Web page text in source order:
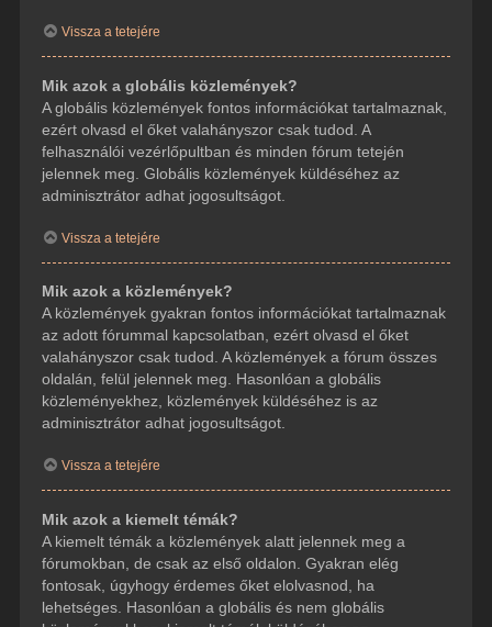
Vissza a tetejére
Mik azok a globális közlemények?
A globális közlemények fontos információkat tartalmaznak,
ezért olvasd el őket valahányszor csak tudod. A
felhasználói vezérlőpultban és minden fórum tetején
jelennek meg. Globális közlemények küldéséhez az
adminisztrátor adhat jogosultságot.
Vissza a tetejére
Mik azok a közlemények?
A közlemények gyakran fontos információkat tartalmaznak
az adott fórummal kapcsolatban, ezért olvasd el őket
valahányszor csak tudod. A közlemények a fórum összes
oldalán, felül jelennek meg. Hasonlóan a globális
közleményekhez, közlemények küldéséhez is az
adminisztrátor adhat jogosultságot.
Vissza a tetejére
Mik azok a kiemelt témák?
A kiemelt témák a közlemények alatt jelennek meg a
fórumokban, de csak az első oldalon. Gyakran elég
fontosak, úgyhogy érdemes őket elolvasnod, ha
lehetséges. Hasonlóan a globális és nem globális